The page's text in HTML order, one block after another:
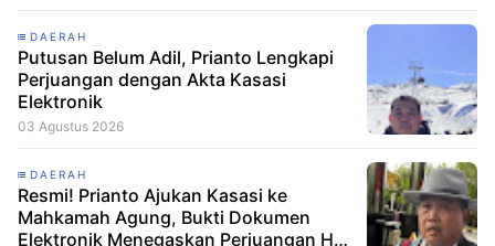
DAERAH
Putusan Belum Adil, Prianto Lengkapi
Perjuangan dengan Akta Kasasi
Elektronik
03 Agustus 2026
DAERAH
Resmi! Prianto Ajukan Kasasi ke
Mahkamah Agung, Bukti Dokumen
Elektronik Menegaskan Perjuangan Hak